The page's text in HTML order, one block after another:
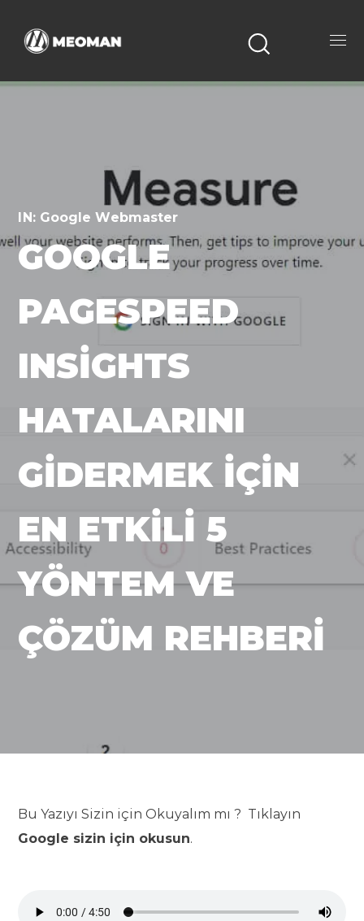
IN: Google Webmaster
GOOGLE
PAGESPEED
INSIGHTS
HATALARINI
GIDERMEK İÇIN
EN ETKILI 5
YÖNTEM VE
ÇÖZÜM REHBERI
Bu Yazıyı Sizin için Okuyalım mı ? Tıklayın
Google sizin için okusun.